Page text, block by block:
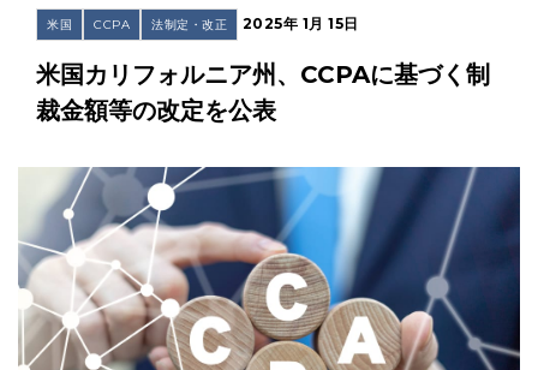
米国 CCPA 法制定・改正 2025年 1月 15日
米国カリフォルニア州、CCPAに基づく制
裁金額等の改定を公表